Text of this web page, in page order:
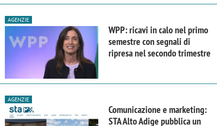
AGENZIE
WPP: ricavi in calo nel primo
semestre con segnali di
ripresa nel secondo trimestre
AGENZIE
Comunicazione e marketing:
STA Alto Adige pubblica un